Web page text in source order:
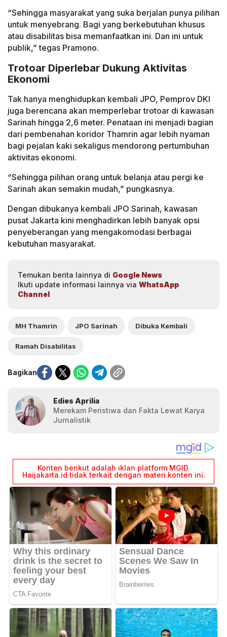
“Sehingga masyarakat yang suka berjalan punya pilihan
untuk menyebrang. Bagi yang berkebutuhan khusus
atau disabilitas bisa memanfaatkan ini. Dan ini untuk
publik,” tegas Pramono.
Trotoar Diperlebar Dukung Aktivitas
Ekonomi
Tak hanya menghidupkan kembali JPO, Pemprov DKI
juga berencana akan memperlebar trotoar di kawasan
Sarinah hingga 2,6 meter. Penataan ini menjadi bagian
dari pembenahan koridor Thamrin agar lebih nyaman
bagi pejalan kaki sekaligus mendorong pertumbuhan
aktivitas ekonomi.
“Sehingga pilihan orang untuk belanja atau pergi ke
Sarinah akan semakin mudah,” pungkasnya.
Dengan dibukanya kembali JPO Sarinah, kawasan
pusat Jakarta kini menghadirkan lebih banyak opsi
penyeberangan yang mengakomodasi berbagai
kebutuhan masyarakat.
Temukan berita lainnya di Google News
Ikuti update informasi lainnya via WhatsApp
Channel
MH Thamrin JPO Sarinah Dibuka Kembali
Ramah Disabilitas
Bagikan
Edies Aprilia
Merekam Peristiwa dan Fakta Lewat Karya
Jurnalistik